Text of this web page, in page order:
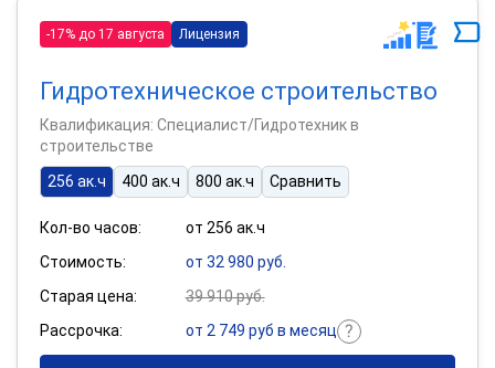
-17% до 17 августа Лицензия
Гидротехническое строительство
Квалификация: Специалист/Гидротехник в
строительстве
256 ак.ч
400 ак.ч 800 ак.ч Сравнить
Кол-во часов:
от 256 ак.ч
Стоимость:
от 32 980 руб.
Старая цена:
39 910 руб.
Рассрочка:
от 2 749 руб в месяц